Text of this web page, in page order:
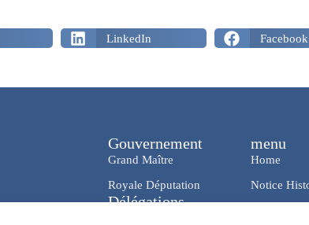
LinkedIn Facebook
Gouvernement
Grand Maître
Royale Députation
Délégations
menu
Home
Notice